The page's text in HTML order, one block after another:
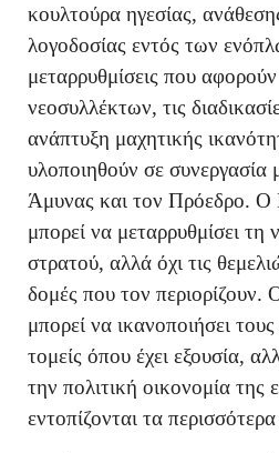
κουλτούρα ηγεσίας,
λογοδοσίας εντός των
μεταρρυθμίσεις που
νεοσυλλέκτων, τις
ανάπτυξη μαχητικής
υλοποιηθούν σε συνεργασία
Άμυνας και τον Πρόεδρο. Ο
μπορεί να μεταρρυθμίσει τη
στρατού, αλλά όχι τις
δομές που τον περιορίζουν.
μπορεί να ικανοποιήσει τους
τομείς όπου έχει εξουσία,
την πολιτική οικονομία της
εντοπίζονται τα